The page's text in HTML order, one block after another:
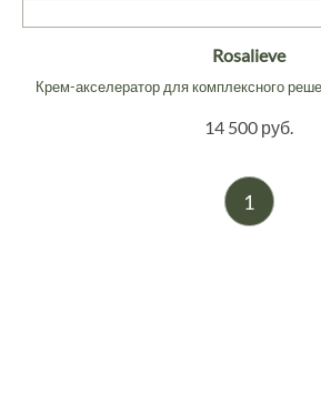
Rosalieve
Крем-акселератор для комплексного
14 500 руб.
1